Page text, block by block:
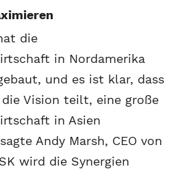
die
in Nordamerika
und es ist klar, dass
die Vision teilt, eine große
in Asien
Andy Marsh, CEO von
wird die Synergien